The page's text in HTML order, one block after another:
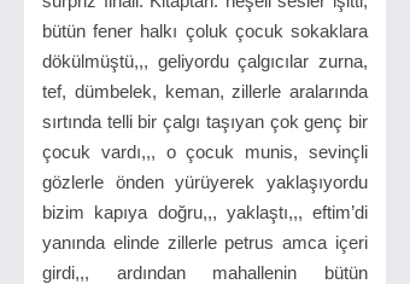
bütün fener halkı çoluk çocuk sokaklara
dökülmüştü,,, geliyordu çalgıcılar zurna,
tef, dümbelek, keman, zillerle aralarında
sırtında telli bir çalgı taşıyan çok genç bir
çocuk vardı,,, o çocuk munis, sevinçli
gözlerle önden yürüyerek yaklaşıyordu
bizim kapıya doğru,,, yaklaştı,,, eftim’di
yanında elinde zillerle petrus amca içeri
girdi,,, ardından mahallenin bütün